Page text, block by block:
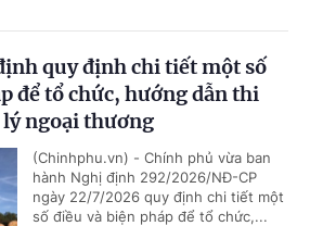
quy định chi tiết một số
để tổ chức, hướng dẫn thi
ngoại thương
(Chinhphu.vn) - Chính phủ vừa ban
hành Nghị định 292/2026/NĐ-CP
ngày 22/7/2026 quy định chi tiết một
số điều và biện pháp để tổ chức,...